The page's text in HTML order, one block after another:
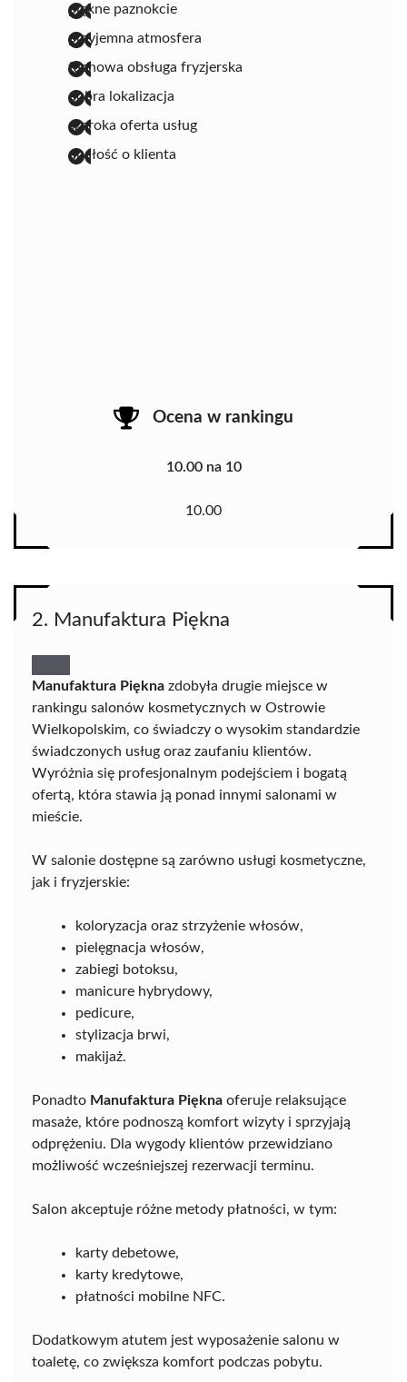
piękne paznokcie
przyjemna atmosfera
fachowa obsługa fryzjerska
dobra lokalizacja
szeroka oferta usług
dbałość o klienta
Ocena w rankingu
10.00 na 10
10.00
2. Manufaktura Piękna
Manufaktura Piękna zdobyła drugie miejsce w
rankingu salonów kosmetycznych w Ostrowie
Wielkopolskim, co świadczy o wysokim standardzie
świadczonych usług oraz zaufaniu klientów.
Wyróżnia się profesjonalnym podejściem i bogatą
ofertą, która stawia ją ponad innymi salonami w
mieście.
W salonie dostępne są zarówno usługi kosmetyczne,
jak i fryzjerskie:
koloryzacja oraz strzyżenie włosów,
pielęgnacja włosów,
zabiegi botoksu,
manicure hybrydowy,
pedicure,
stylizacja brwi,
makijaż.
Ponadto Manufaktura Piękna oferuje relaksujące
masaże, które podnoszą komfort wizyty i sprzyjają
odprężeniu. Dla wygody klientów przewidziano
możliwość wcześniejszej rezerwacji terminu.
Salon akceptuje różne metody płatności, w tym:
karty debetowe,
karty kredytowe,
płatności mobilne NFC.
Dodatkowym atutem jest wyposażenie salonu w
toaletę, co zwiększa komfort podczas pobytu.